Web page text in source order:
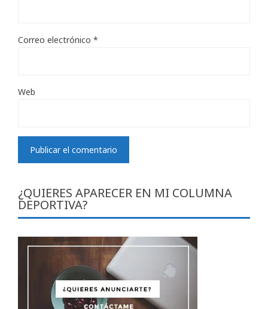
Correo electrónico *
Web
¿QUIERES APARECER EN MI COLUMNA
DEPORTIVA?